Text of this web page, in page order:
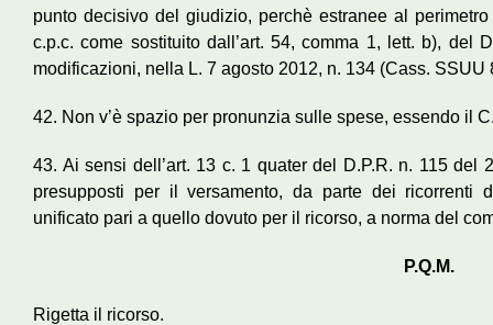
punto decisivo del giudizio, perchè estranee al
c.p.c. come sostituito dall’art. 54, comma 1, lett. b), del
modificazioni, nella L. 7 agosto 2012, n. 134 (Cass. SSUU
42. Non v’è spazio per pronunzia sulle spese, essendo il
43. Ai sensi dell’art. 13 c. 1 quater del D.P.R. n. 115 del
presupposti per il versamento, da parte dei ricorrenti
unificato pari a quello dovuto per il ricorso, a norma del
P.Q.M.
Rigetta il ricorso.